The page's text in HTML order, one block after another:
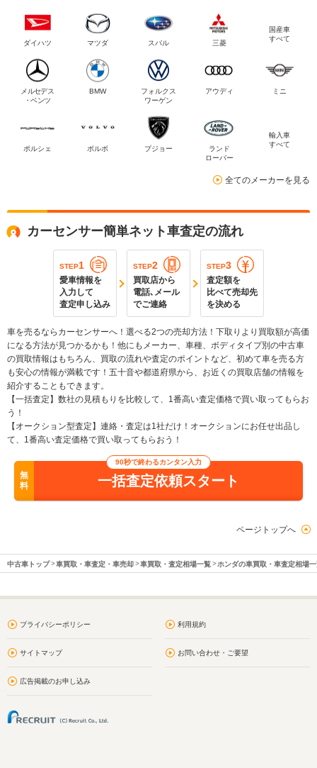
ダイハツ マツダ スバル 三菱
国産車
すべて
メルセデス
・ベンツ
BMW
フォルクス
ワーゲン
アウディ ミニ
ポルシェ ボルボ プジョー
ランド
ローバー
輸入車
すべて
全てのメーカーを見る
カーセンサー簡単ネット車査定の流れ
STEP1
愛車情報を
入力して
査定申し込み
STEP2
買取店から
電話､メール
でご連絡
STEP3
査定額を
比べて売却先
を決める
車を売るならカーセンサーへ！選べる2つの売却方法！下取りより買取額が高価
になる方法が見つかるかも！他にもメーカー、車種、ボディタイプ別の中古車
の買取情報はもちろん、買取の流れや査定のポイントなど、初めて車を売る方
も安心の情報が満載です！五十音や都道府県から、お近くの買取店舗の情報を
紹介することもできます。
【一括査定】数社の見積もりを比較して、1番高い査定価格で買い取ってもらお
う！
【オークション型査定】連絡・査定は1社だけ！オークションにお任せ出品し
て、1番高い査定価格で買い取ってもらおう！
無
料
90秒で終わるカンタン入力
一括査定依頼スタート
ページトップへ
中古車トップ 車買取・車査定・車売却 車買取・査定相場一覧 ホンダの車買取・車査定相場
プライバシーポリシー 利用規約
サイトマップ お問い合わせ・ご要望
広告掲載のお申し込み